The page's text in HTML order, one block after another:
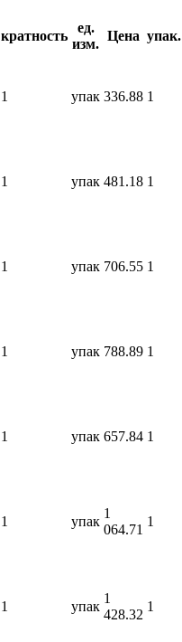
кратность
ед.
изм.
Цена упак.
1 упак 336.88 1
1 упак 481.18 1
1 упак 706.55 1
1 упак 788.89 1
1 упак 657.84 1
1 упак
1
064.71
1
1 упак
1
428.32
1